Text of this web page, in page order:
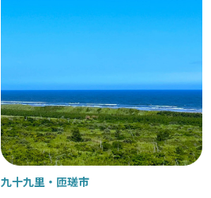
九十九里 匝瑳市